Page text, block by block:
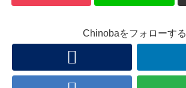
Chinobaをフォローする